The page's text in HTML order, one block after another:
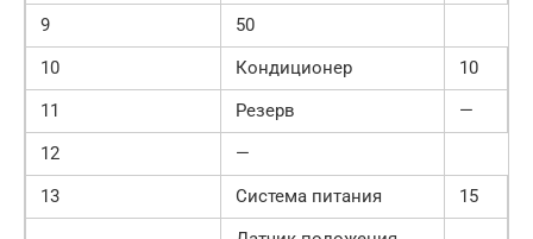
9
50
10
Кондиционер
10
11
Резерв
—
12
—
13
Система питания 15